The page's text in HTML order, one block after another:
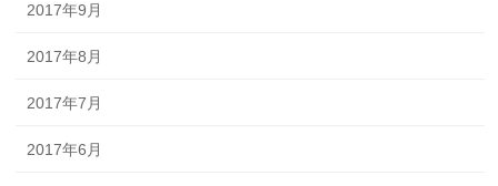
2017年9月
2017年8月
2017年7月
2017年6月